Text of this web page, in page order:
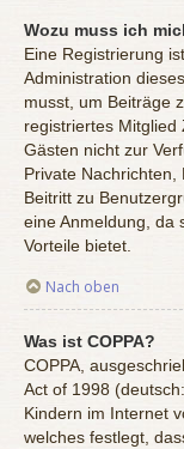
Wozu muss ich
Eine Registrierung
Administration
musst, um Beiträge
registriertes
Gästen nicht zur
Private Nachrichten,
Beitritt zu
eine Anmeldung, da
Vorteile bietet.
Nach oben
Was ist COPPA?
COPPA,
Act of 1998
Kindern im Internet
welches festlegt,